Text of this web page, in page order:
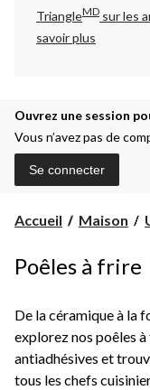
TriangleMD sur les
savoir plus
Ouvrez une session
Vous n’avez pas de
Se connecter
Accueil Maison
Poêles à frire
De la céramique à la
explorez nos poêles
antiadhésives et
tous les chefs